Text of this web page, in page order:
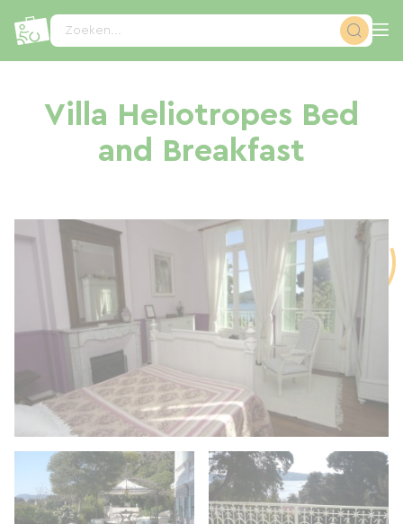
Zoeken...
Villa Heliotropes Bed
and Breakfast
Cookies beheer paneel